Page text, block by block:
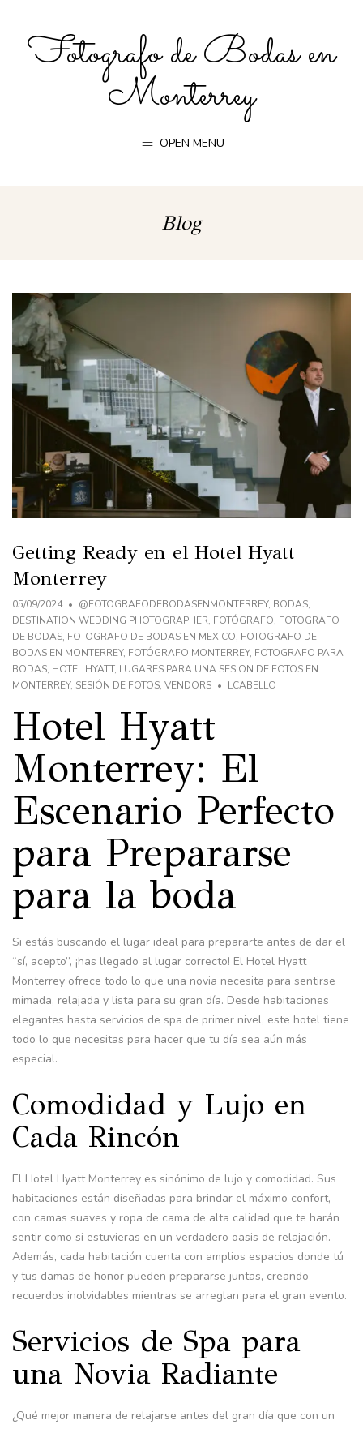
Fotografo de Bodas en
Monterrey
OPEN MENU
Blog
Getting Ready en el Hotel Hyatt
Monterrey
05/09/2024 @FOTOGRAFODEBODASENMONTERREY, BODAS,
DESTINATION WEDDING PHOTOGRAPHER, FOTÓGRAFO, FOTOGRAFO
DE BODAS, FOTOGRAFO DE BODAS EN MEXICO, FOTOGRAFO DE
BODAS EN MONTERREY, FOTÓGRAFO MONTERREY, FOTOGRAFO PARA
BODAS, HOTEL HYATT, LUGARES PARA UNA SESION DE FOTOS EN
MONTERREY, SESIÓN DE FOTOS, VENDORS LCABELLO
Hotel Hyatt
Monterrey: El
Escenario Perfecto
para Prepararse
para la boda
Si estás buscando el lugar ideal para prepararte antes de dar el
“sí, acepto”, ¡has llegado al lugar correcto! El Hotel Hyatt
Monterrey ofrece todo lo que una novia necesita para sentirse
mimada, relajada y lista para su gran día. Desde habitaciones
elegantes hasta servicios de spa de primer nivel, este hotel tiene
todo lo que necesitas para hacer que tu día sea aún más
especial.
Comodidad y Lujo en
Cada Rincón
El Hotel Hyatt Monterrey es sinónimo de lujo y comodidad. Sus
habitaciones están diseñadas para brindar el máximo confort,
con camas suaves y ropa de cama de alta calidad que te harán
sentir como si estuvieras en un verdadero oasis de relajación.
Además, cada habitación cuenta con amplios espacios donde tú
y tus damas de honor pueden prepararse juntas, creando
recuerdos inolvidables mientras se arreglan para el gran evento.
Servicios de Spa para
una Novia Radiante
¿Qué mejor manera de relajarse antes del gran día que con un